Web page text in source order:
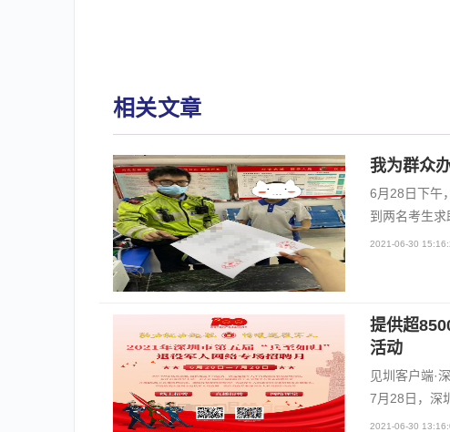
相关文章
我为群众
6月28日下午
到两名考生求
2021-06-30
提供超
活动
见圳客户端·
7月28日，深
2021-06-30